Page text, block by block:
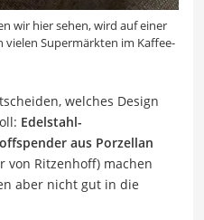
wir hier sehen, wird auf einer
Supermärkten im Kaffee-
welches Design
Edelstahl-
aus Porzellan
von Ritzenhoff) machen
aber nicht gut in die